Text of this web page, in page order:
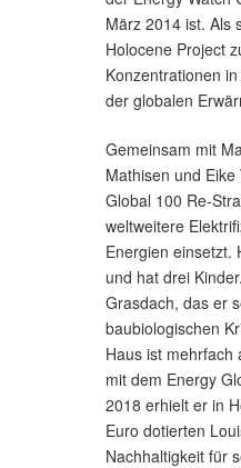
März 2014 ist. Als
Holocene Project
Konzentrationen
der globalen
Gemeinsam mit
Mathisen und
Global 100 Re-
weltweitere
Energien einsetzt.
und hat drei
Grasdach, das er
baubiologischen
Haus ist mehrfach
mit dem Energy
2018 erhielt er in
Euro dotierten
Nachhaltigkeit für